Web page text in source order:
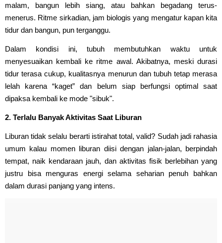
malam, bangun lebih siang, atau bahkan begadang terus-
menerus. Ritme sirkadian, jam biologis yang mengatur kapan kita
tidur dan bangun, pun terganggu.
Dalam kondisi ini, tubuh membutuhkan waktu untuk
menyesuaikan kembali ke ritme awal. Akibatnya, meski durasi
tidur terasa cukup, kualitasnya menurun dan tubuh tetap merasa
lelah karena “kaget” dan belum siap berfungsi optimal saat
dipaksa kembali ke mode "sibuk".
2. Terlalu Banyak Aktivitas Saat Liburan
Liburan tidak selalu berarti istirahat total, valid? Sudah jadi rahasia
umum kalau momen liburan diisi dengan jalan-jalan, berpindah
tempat, naik kendaraan jauh, dan aktivitas fisik berlebihan yang
justru bisa menguras energi selama seharian penuh bahkan
dalam durasi panjang yang intens.